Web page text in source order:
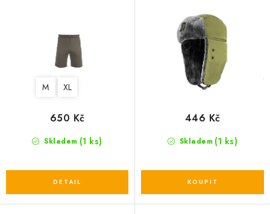
M XL
Skladem (1 ks)
650 Kč
Skladem (1 ks)
446 Kč